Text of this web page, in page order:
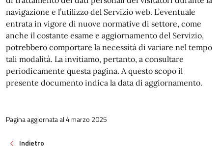
navigazione e l’utilizzo del Servizio web. L’eventuale
entrata in vigore di nuove normative di settore, come
anche il costante esame e aggiornamento del Servizio,
potrebbero comportare la necessità di variare nel tempo
tali modalità. La invitiamo, pertanto, a consultare
periodicamente questa pagina. A questo scopo il
presente documento indica la data di aggiornamento.
Pagina aggiornata al 4 marzo 2025
Indietro